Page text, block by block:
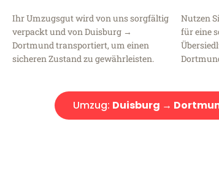
Ihr Umzugsgut wird von uns sorgfältig
verpackt und von Duisburg →
Dortmund transportiert, um einen
sicheren Zustand zu gewährleisten.
Nutzen
für eine
Umzug: Duisburg →